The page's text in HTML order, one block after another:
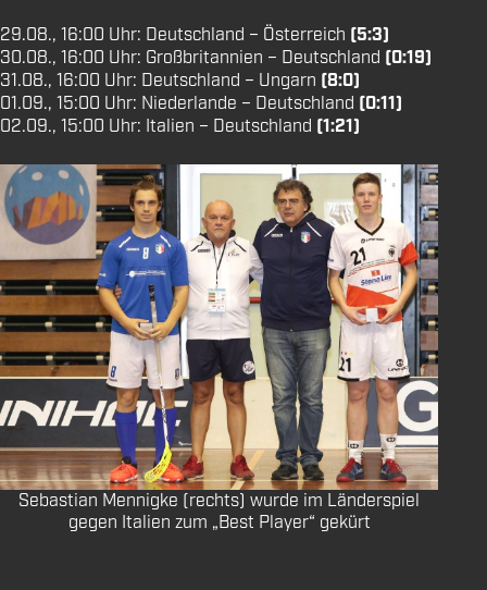
29.08., 16:00 Uhr: Deutschland – Österreich (5:3)
30.08., 16:00 Uhr: Großbritannien – Deutschland (0:19)
31.08., 16:00 Uhr: Deutschland – Ungarn (8:0)
01.09., 15:00 Uhr: Niederlande – Deutschland (0:11)
02.09., 15:00 Uhr: Italien – Deutschland (1:21)
Sebastian Mennigke (rechts) wurde im Länderspiel
gegen Italien zum „Best Player“ gekürt